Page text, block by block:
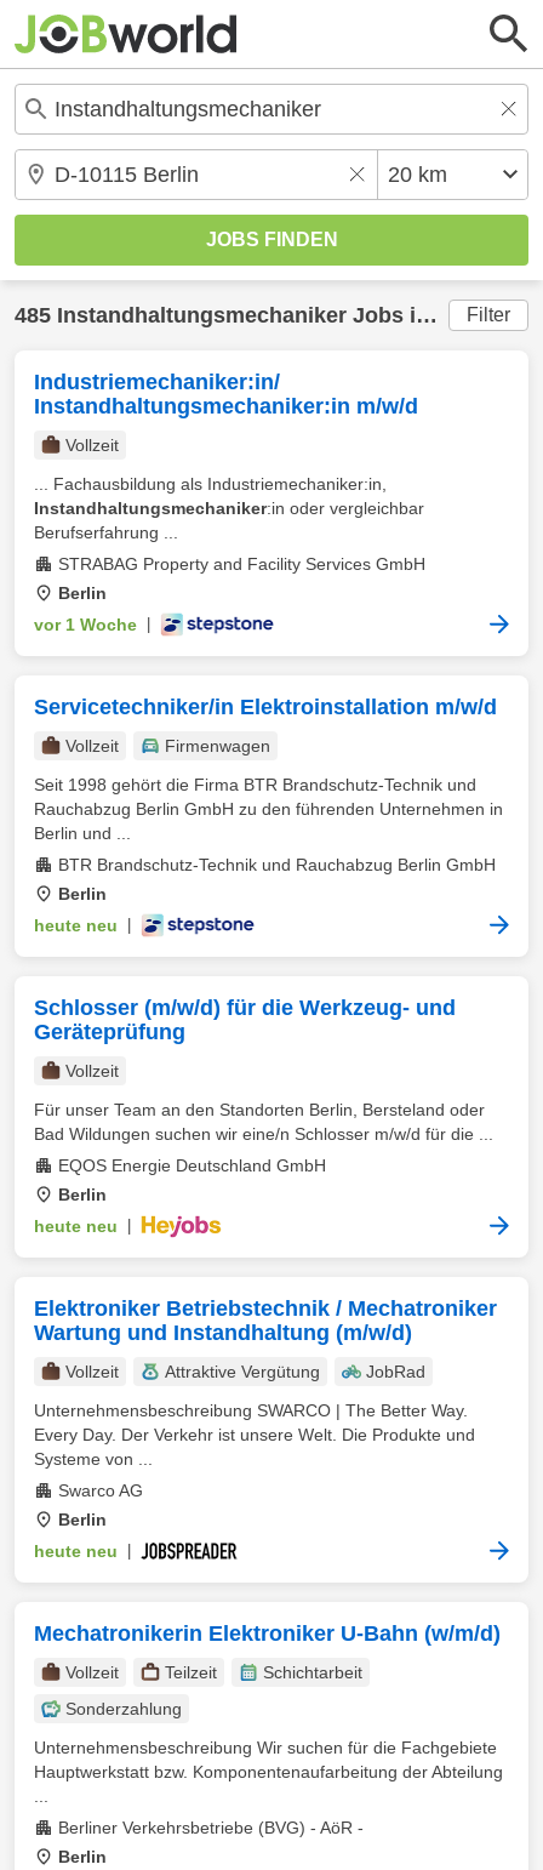
485 Instandhaltungsmechaniker Jobs in Berlin(20
Filter
Industriemechaniker:in/
Instandhaltungsmechaniker:in m/w/d
Vollzeit
... Fachausbildung als Industriemechaniker:in,
Instandhaltungsmechaniker:in oder vergleichbar
Berufserfahrung ...
STRABAG Property and Facility Services GmbH
Berlin
vor 1 Woche
Servicetechniker/in Elektroinstallation m/w/d
Vollzeit
Firmenwagen
Seit 1998 gehört die Firma BTR Brandschutz-Technik und
Rauchabzug Berlin GmbH zu den führenden Unternehmen in
Berlin und ...
BTR Brandschutz-Technik und Rauchabzug Berlin GmbH
Berlin
heute neu
Schlosser (m/w/d) für die Werkzeug- und
Geräteprüfung
Vollzeit
Für unser Team an den Standorten Berlin, Bersteland oder
Bad Wildungen suchen wir eine/n Schlosser m/w/d für die ...
EQOS Energie Deutschland GmbH
Berlin
heute neu
Elektroniker Betriebstechnik / Mechatroniker
Wartung und Instandhaltung (m/w/d)
Vollzeit Attraktive Vergütung
JobRad
Unternehmensbeschreibung SWARCO | The Better Way.
Every Day. Der Verkehr ist unsere Welt. Die Produkte und
Systeme von ...
Swarco AG
Berlin
heute neu
Mechatronikerin Elektroniker U-Bahn (w/m/d)
Vollzeit Teilzeit
Schichtarbeit
Sonderzahlung
Unternehmensbeschreibung Wir suchen für die Fachgebiete
Hauptwerkstatt bzw. Komponentenaufarbeitung der Abteilung
Berliner Verkehrsbetriebe (BVG) - AöR -
Berlin